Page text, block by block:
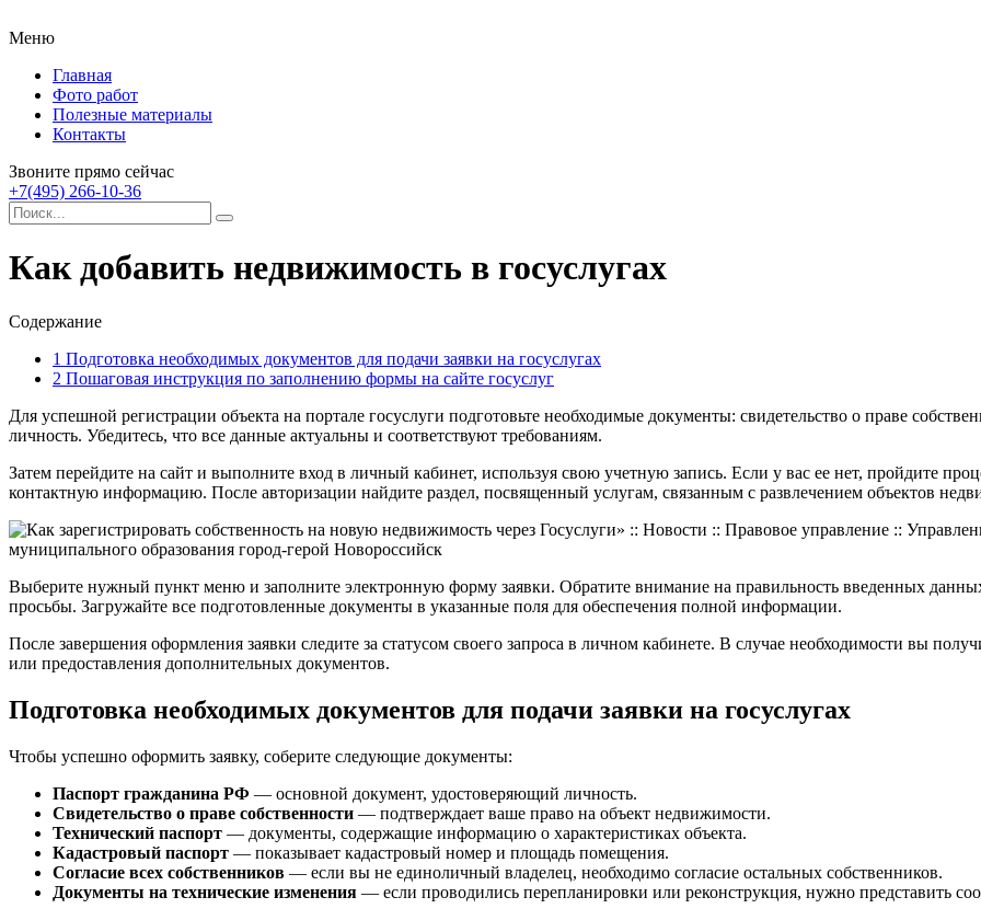
Меню
Главная
Фото работ
Полезные материалы
Контакты
Звоните прямо сейчас
+7(495) 266-10-36
Как добавить недвижимость в госуслугах
Содержание
1 Подготовка необходимых документов для подачи заявки на госуслугах
2 Пошаговая инструкция по заполнению формы на сайте госуслуг
Для успешной регистрации объекта на портале госуслуги подготовьте необходимые документы: свидетельство о праве
личность. Убедитесь, что все данные актуальны и соответствуют требованиям.
Затем перейдите на сайт и выполните вход в личный кабинет, используя свою учетную запись. Если у вас ее нет, пройдите
контактную информацию. После авторизации найдите раздел, посвященный услугам, связанным с развлечением объектов
Выберите нужный пункт меню и заполните электронную форму заявки. Обратите внимание на правильность введенных
просьбы. Загружайте все подготовленные документы в указанные поля для обеспечения полной информации.
После завершения оформления заявки следите за статусом своего запроса в личном кабинете. В случае необходимости вы
или предоставления дополнительных документов.
Подготовка необходимых документов для подачи заявки на госуслугах
Чтобы успешно оформить заявку, соберите следующие документы:
Паспорт гражданина РФ — основной документ, удостоверяющий личность.
Свидетельство о праве собственности — подтверждает ваше право на объект недвижимости.
Технический паспорт — документы, содержащие информацию о характеристиках объекта.
Кадастровый паспорт — показывает кадастровый номер и площадь помещения.
Согласие всех собственников — если вы не единоличный владелец, необходимо согласие остальных собственников.
Документы на технические изменения — если проводились перепланировки или реконструкция, нужно представить